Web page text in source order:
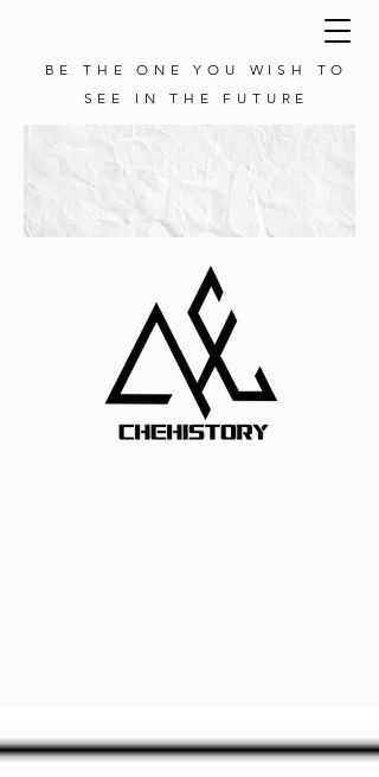
BE THE ONE YOU WISH TO
SEE IN THE FUTURE